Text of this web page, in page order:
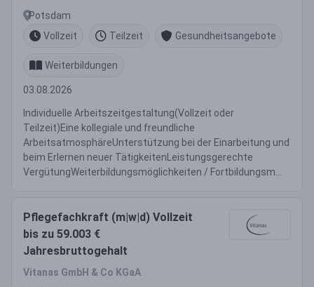
Potsdam
Vollzeit
Teilzeit Gesundheitsangebote
Weiterbildungen
03.08.2026
Individuelle Arbeitszeitgestaltung(Vollzeit oder
Teilzeit)Eine kollegiale und freundliche
ArbeitsatmosphäreUnterstützung bei der Einarbeitung und
beim Erlernen neuer TätigkeitenLeistungsgerechte
VergütungWeiterbildungsmöglichkeiten / Fortbildungsm...
Pflegefachkraft (m|w|d) Vollzeit
bis zu 59.003 €
Jahresbruttogehalt
Vitanas GmbH & Co KGaA